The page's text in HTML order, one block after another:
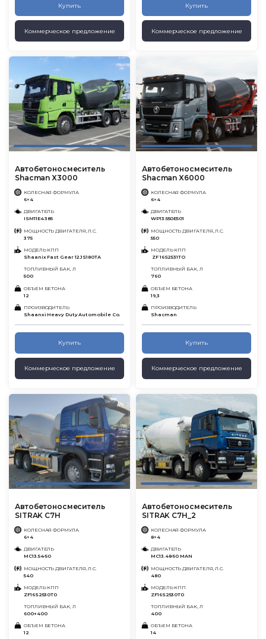
Купить
Коммерческое предложение
Купить
Коммерческое предложение
Автобетоносмеситель
Shacman X3000
КОЛЕСНАЯ ФОРМУЛА
6×4
ДВИГАТЕЛЬ
ISM11E4 385
МОЩНОСТЬ ДВИГАТЕЛЯ, Л.С.
375
МОДЕЛЬ КПП
Shaanix Fast Gear 12JS180TA
ТОПЛИВНЫЙ БАК, Л
500
ОБЪЕМ БЕТОНА
12
ПРОИЗВОДИТЕЛЬ
Shaanxi Heavy Duty Automobile Co.
Купить
Коммерческое предложение
Автобетоносмеситель
Shacman X6000
КОЛЕСНАЯ ФОРМУЛА
6×4
ДВИГАТЕЛЬ
WP13.550E501
МОЩНОСТЬ ДВИГАТЕЛЯ, Л.С.
550
МОДЕЛЬ КПП
ZF 16S2531TO
ТОПЛИВНЫЙ БАК, Л
760
ОБЪЕМ БЕТОНА
19,3
ПРОИЗВОДИТЕЛЬ
Shacman
Купить
Коммерческое предложение
Автобетоносмеситель
SITRAK C7H
КОЛЕСНАЯ ФОРМУЛА
6×4
ДВИГАТЕЛЬ
MC13.54-50
МОЩНОСТЬ ДВИГАТЕЛЯ, Л.С.
540
МОДЕЛЬ КПП
ZF16S2530T0
ТОПЛИВНЫЙ БАК, Л
600+400
ОБЪЕМ БЕТОНА
12
Автобетоносмеситель
SITRAK C7H_2
КОЛЕСНАЯ ФОРМУЛА
8×4
ДВИГАТЕЛЬ
MC13.48-50 MAN
МОЩНОСТЬ ДВИГАТЕЛЯ, Л.С.
480
МОДЕЛЬ КПП
ZF16S2530T0
ТОПЛИВНЫЙ БАК, Л
400
ОБЪЕМ БЕТОНА
14